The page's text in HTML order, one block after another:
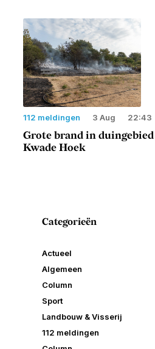
112 meldingen 3 Aug 22:43
Grote brand in duingebied
Kwade Hoek
Categorieën
Actueel
Algemeen
Column
Sport
Landbouw & Visserij
112 meldingen